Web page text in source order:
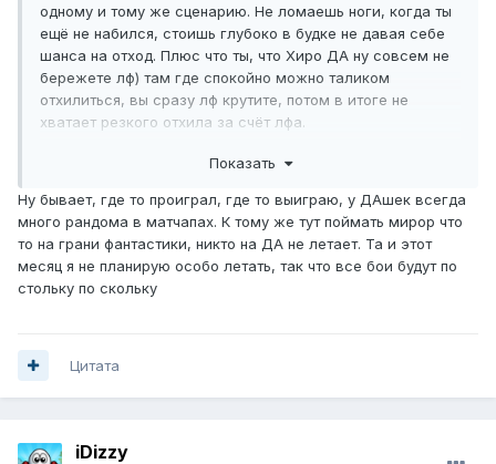
одному и тому же сценарию. Не ломаешь ноги, когда ты
ещё не набился, стоишь глубоко в будке не давая себе
шанса на отход. Плюс что ты, что Хиро ДА ну совсем не
бережете лф) там где спокойно можно таликом
отхилиться, вы сразу лф крутите, потом в итоге не
хватает резкого отхила за счёт лфа.
Показать
Ну бывает, где то проиграл, где то выиграю, у ДАшек всегда
много рандома в матчапах. К тому же тут поймать мирор что
то на грани фантастики, никто на ДА не летает. Та и этот
месяц я не планирую особо летать, так что все бои будут по
стольку по скольку
Цитата
iDizzy